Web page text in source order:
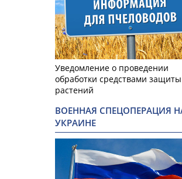
Уведомление о проведении
обработки средствами защиты
растений
ВОЕННАЯ СПЕЦОПЕРАЦИЯ
УКРАИНЕ